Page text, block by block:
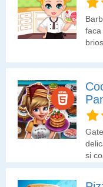
faca
si
si
cati